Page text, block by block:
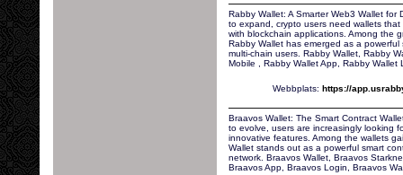
Rabby Wallet: A Smarter Web3 Wallet
to expand, crypto users need wallets
with blockchain applications. Among the
Rabby Wallet has emerged as a
multi-chain users. Rabby Wallet, Rabby
Mobile , Rabby Wallet App, Rabby Wallet
Webbplats: https://
Braavos Wallet: The Smart Contract
to evolve, users are increasingly looking
innovative features. Among the wallets
Wallet stands out as a powerful smart
network. Braavos Wallet, Braavos
Braavos App, Braavos Login, Braavos